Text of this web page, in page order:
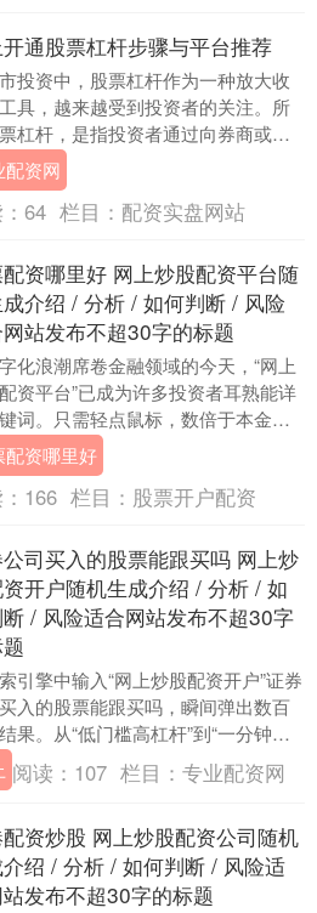
通股票杠杆步骤与平台推荐
投资中，股票杠杆作为一种放大收
具，越来越受到投资者的关注。所
杠杆，是指投资者通过向券商或配
借入资金，以较少的自有资金撬动
模的股票交....
配资网
64 栏目： 配资实盘网站
资哪里好 网上炒股配资平台随
介绍 / 分析 / 如何判断 / 风险
站发布不超30字的标题
化浪潮席卷金融领域的今天，“网上
资平台”已成为许多投资者耳熟能详
词。只需轻点鼠标，数倍于本金的
佛触手可及，K线图的每一次波动都
放大....
配资哪里好
166 栏目： 股票开户配资
司买入的股票能跟买吗 网上炒
开户随机生成介绍 / 分析 / 如
/ 风险适合网站发布不超30字
引擎中输入“网上炒股配资开户”证券
入的股票能跟买吗，瞬间弹出数百
果。从“低门槛高杠杆”到“一分钟快
”，各种诱人广告编织着一张巨大的
....
阅读： 107 栏目：专业配资网
资炒股 网上炒股配资公司随机
绍 / 分析 / 如何判断 / 风险适
发布不超30字的标题